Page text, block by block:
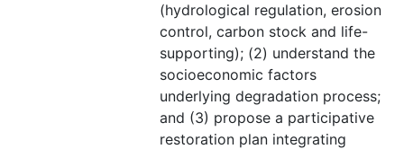
(hydrological regulation, erosion
control, carbon stock and life-
supporting); (2) understand the
socioeconomic factors
underlying degradation process;
and (3) propose a participative
restoration plan integrating